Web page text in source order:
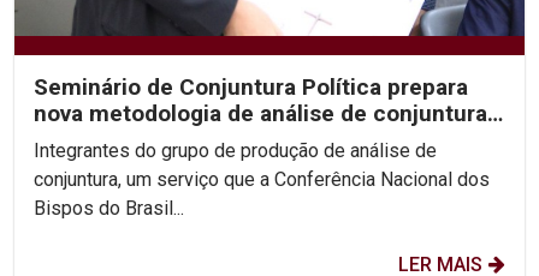
Seminário de Conjuntura Política prepara
nova metodologia de análise de conjuntura
da CNBB....
Integrantes do grupo de produção de análise de
conjuntura, um serviço que a Conferência Nacional dos
Bispos do Brasil...
LER MAIS